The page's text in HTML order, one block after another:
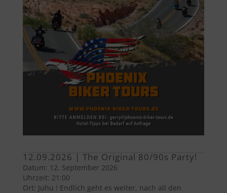
12.09.2026 | The Original 80/90s Party!
Datum: 12. September 2026
Uhrzeit: 21:00
Ort: Juhu ! Endlich geht es weiter, nach all den